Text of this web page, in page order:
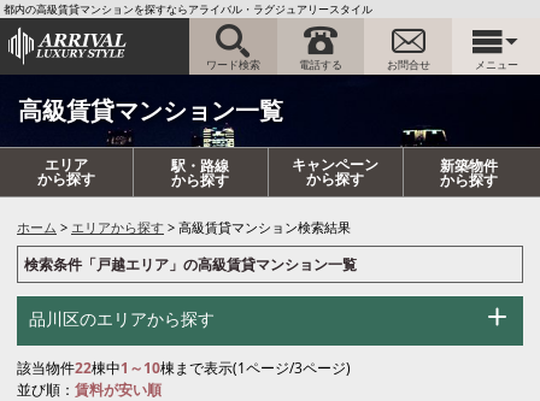
都内の高級賃貸マンションを探すならアライバル・ラグジュアリースタイル
ワード検索 電話する お問合せ メニュー
高級賃貸マンション一覧
エリア
から探す
駅・路線
から探す
キャンペーン
から探す
新築物件
から探す
ホーム エリアから探す 高級賃貸マンション検索結果
検索条件「戸越エリア」の高級賃貸マンション一覧
品川区のエリアから探す
該当物件22棟中1～10棟まで表示(1ページ/3ページ)
並び順： 賃料が安い順